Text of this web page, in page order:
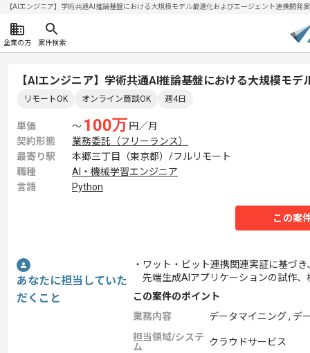
【AIエンジニア】学術共通AI推論基盤における大規模モデル最適化およびエージェント連携開
企業の方 案件検索
【AIエンジニア】学術共通AI推論基盤における大規模モ
リモートOK オンライン商談OK 週4日
単価 〜 100万 円／月
契約形態
業務委託（フリーランス）
最寄り駅
本郷三丁目（東京都）/フルリモート
職種
AI・機械学習エンジニア
言語
Python
この案
あなたに担当していた
だくこと
・ワット・ビット連携関連実証に基づ
先端生成AIアプリケーションの試作、
この案件のポイント
業務内容
データマイニング , デ
担当領域/システ
ム
クラウドサービス